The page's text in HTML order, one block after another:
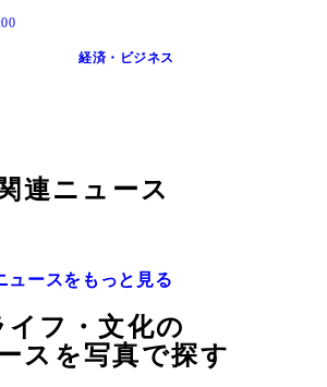
経済・ビジネス
連ニュース
ュースをもっと見る
イフ・文化の
スを写真で探す